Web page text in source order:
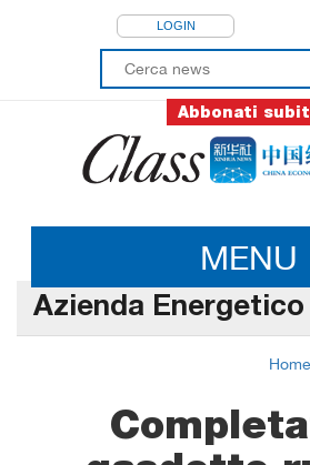
LOGIN
Abbonati
MENU
Azienda Energetico
Home